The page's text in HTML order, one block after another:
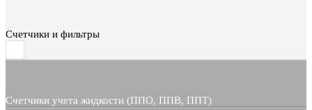
Счетчики и фильтры
Счетчики учета жидкости (ППО, ППВ, ППТ)